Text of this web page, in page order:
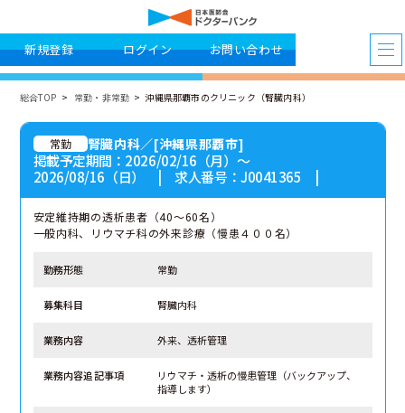
新規登録 ログイン お問い合わせ
総合TOP 常勤・非常勤 沖縄県那覇市のクリニック（腎臓内科）
常勤 腎臓内科／[沖縄県那覇市]
掲載予定期間：2026/02/16（月）〜
2026/08/16（日） | 求人番号：J0041365 |
安定維持期の透析患者（40～60名）
一般内科、リウマチ科の外来診療（慢患４００名）
勤務形態 常勤
募集科目 腎臓内科
業務内容 外来、透析管理
業務内容追記事項
リウマチ・透析の慢患管理（バックアップ、
指導します）